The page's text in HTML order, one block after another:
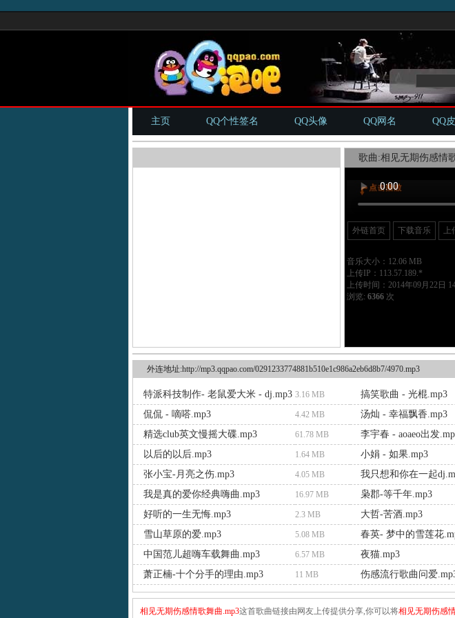
主页 QQ个性签名 QQ头像 QQ网名 QQ
歌曲:相见无期伤感情
外链首页 下载音乐
音乐大小：12.06 MB
上传IP：113.57.189.*
上传时间：2014年09月22日
浏览: 6366次
外连地址:http://mp3.qqpao.com/0291233774881b510e1c986a2eb6d8b7/4970.mp3
特派科技制作- 老鼠爱大米 - dj.mp3 3.16 MB 搞笑歌曲 - 光棍.mp3
侃侃 - 嘀嗒.mp3 4.42 MB 汤灿 - 幸福飘香.mp3
精选club英文慢摇大碟.mp3 61.78 MB 李宇春 - aoaeo出发
以后的以后.mp3 1.64 MB 小娟 - 如果.mp3
张小宝-月亮之伤.mp3 4.05 MB 我只想和你在一起
我是真的爱你经典嗨曲.mp3 16.97 MB 枭郡-等千年.mp3
好听的一生无悔.mp3 2.3 MB 大哲-苦酒.mp3
雪山草原的爱.mp3 5.08 MB 春英- 梦中的雪莲花
中国范儿超嗨车载舞曲.mp3 6.57 MB 夜猫.mp3
萧正楠-十个分手的理由.mp3 11 MB 伤感流行歌曲问爱
相见无期伤感情歌舞曲.mp3这首歌曲链接由网友上传提供分享,你可以将相见无期伤感